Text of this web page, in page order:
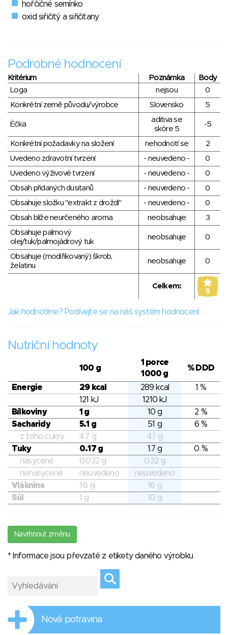
hořčičné semínko
oxid siřičitý a siřičitany
Podrobné hodnocení
Kritérium Poznámka
Body
Loga
nejsou
0
Konkrétní země původu/výrobce
Slovensko 5
Éčka
aditiva se
skóre 5
-5
Konkrétní požadavky na složení nehodnotí se
2
Uvedeno zdravotní tvrzení
- neuvedeno -
0
Uvedeno výživové tvrzení
- neuvedeno -
0
Obsah přidaných dusitanů
- neuvedeno -
0
Obsahuje složku "extrakt z droždí"
- neuvedeno -
0
Obsah blíže neurčeného aroma
neobsahuje
3
Obsahuje palmový
olej/tuk/palmojádrový tuk
neobsahuje 0
Obsahuje (modifikovaný) škrob,
želatinu
neobsahuje 0
Celkem:
5
Jak hodnotíme? Podívejte se na náš systém hodnocení.
Nutriční hodnoty
100 g
1 porce
1000 g
% DDD
Energie 29 kcal 289 kcal
1 %
121 kJ
1210 kJ
Bílkoviny
1 g 10 g
2 %
Sacharidy
5.1 g 51 g
6 %
z toho cukry
4.7 g
47 g
Tuky
0.17 g 1.7 g
0 %
nasycené
0.032 g
0.32 g
nenasycené
neuvedeno
neuvedeno
Vláknina
1.6 g
16 g
Sůl
1 g 10 g
Navrhnout změnu
* Informace jsou převzaté z etikety daného výrobku
Nová potravina